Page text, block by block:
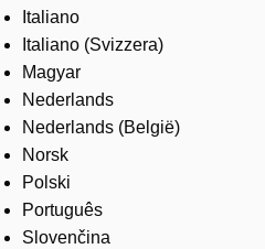
Italiano
Italiano (Svizzera)
Magyar
Nederlands
Nederlands (België)
Norsk
Polski
Português
Slovenčina